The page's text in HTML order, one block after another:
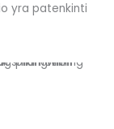
yra patenkinti